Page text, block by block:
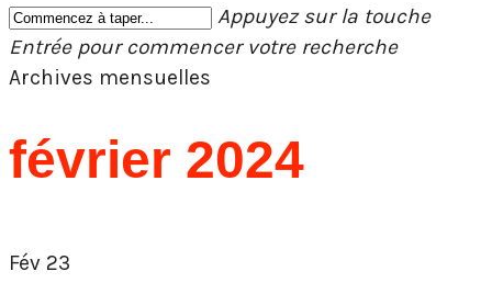
Appuyez sur la touche
Entrée pour commencer votre recherche
Fermer
recherche
Archives mensuelles
février 2024
Fév 23